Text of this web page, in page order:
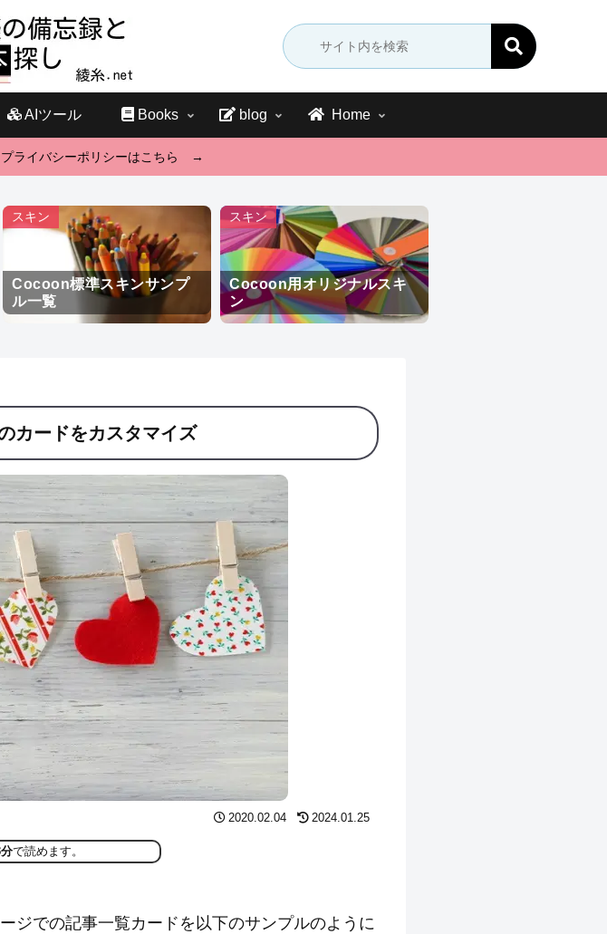
AIツール Books blog Home
プライバシーポリシーはこちら →
スキン
Cocoon標準スキンサンプ
ル一覧
スキン
Cocoon用オリジナルスキ
ン
カードをカスタマイズ
2020.02.04 2024.01.25
で読めます。
ジでの記事一覧カードを以下のサンプルのように